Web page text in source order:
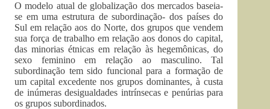
O modelo atual de globalização dos mercados baseia-
se em uma estrutura de subordinação- dos países do
Sul em relação aos do Norte, dos grupos que vendem
sua força de trabalho em relação aos donos do capital,
das minorias étnicas em relação às hegemônicas, do
sexo feminino em relação ao masculino. Tal
subordinação tem sido funcional para a formação de
um capital excedente nos grupos dominantes, à custa
de inúmeras desigualdades intrínsecas e penúrias para
os grupos subordinados.